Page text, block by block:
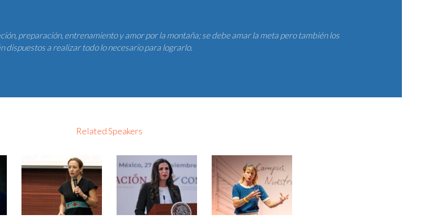
preparación, entrenamiento y amor por la montaña; se debe amar la meta pero también los
dispuestos a realizar todo lo necesario para lograrlo.
Related Speakers